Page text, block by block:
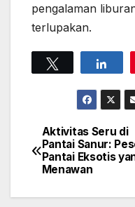
pengalaman
terlupakan.
Navigasi
pos
Aktivitas Seru di
Pantai Sanur:
Pantai Eksotis
Menawan